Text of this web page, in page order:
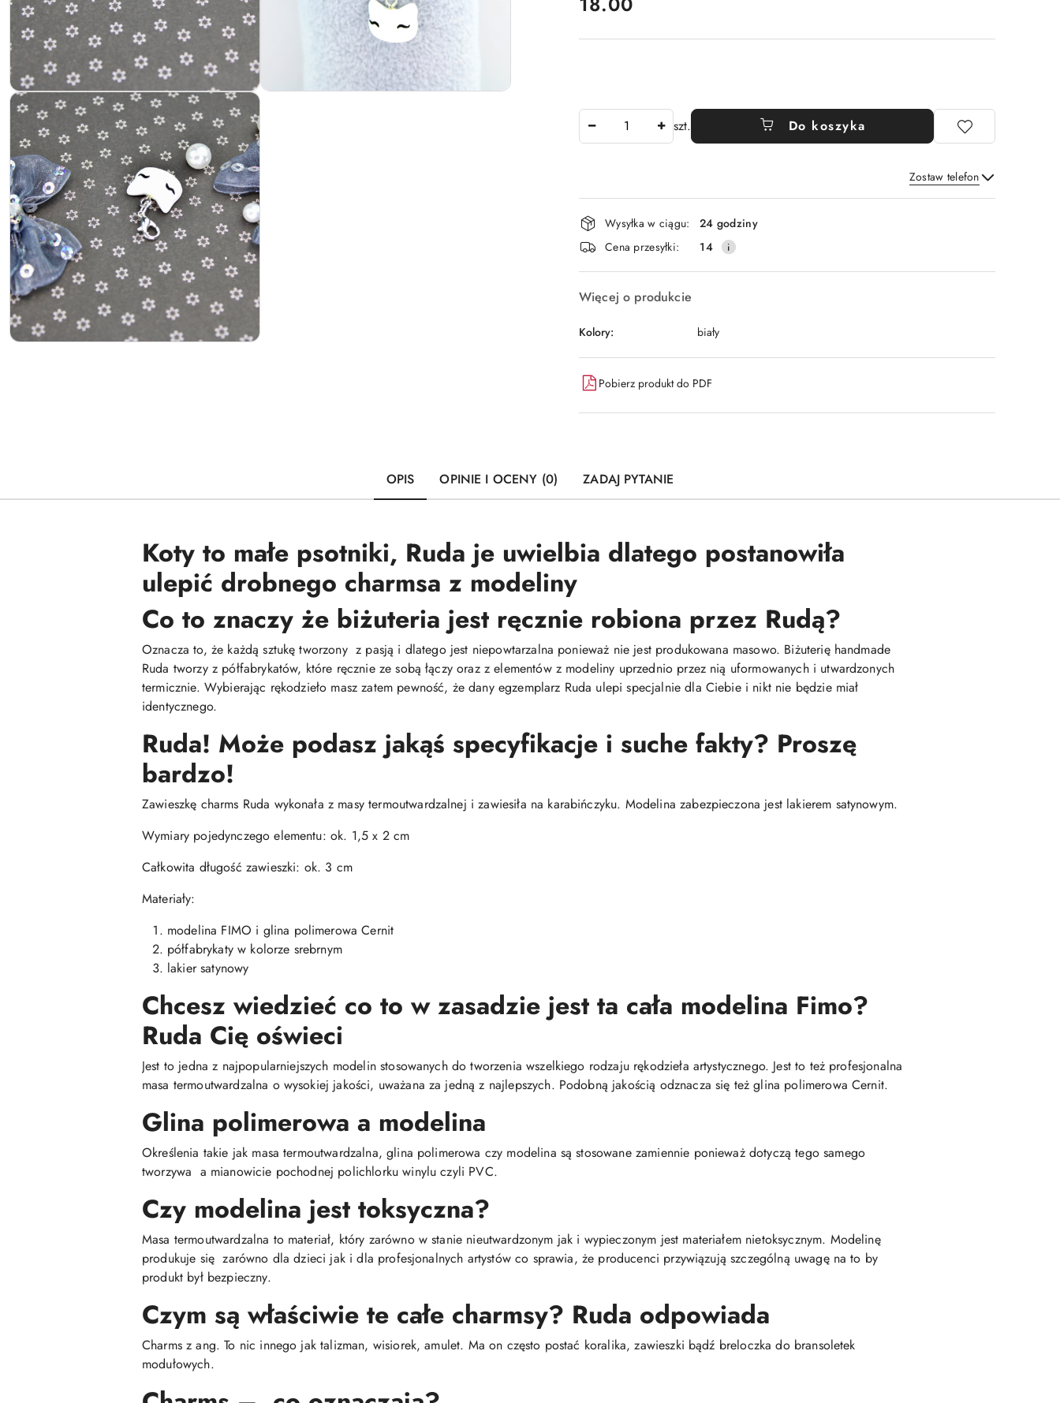
szt. Do koszyka
Zostaw telefon
Wyślij
Dostępność
i
dostawa
Wysyłka w ciągu:
24 godziny
Cena przesyłki:
14
Więcej o produkcie
Kolory: biały
Pobierz produkt do PDF
OPIS OPINIE I OCENY (0) ZADAJ PYTANIE
Koty to małe psotniki, Ruda je uwielbia dlatego postanowiła
ulepić drobnego charmsa z modeliny
Co to znaczy że biżuteria jest ręcznie robiona przez Rudą?
Oznacza to, że każdą sztukę tworzony z pasją i dlatego jest niepowtarzalna ponieważ nie jest produkowana masowo. Biżuterię handmade
Ruda tworzy z półfabrykatów, które ręcznie ze sobą łączy oraz z elementów z modeliny uprzednio przez nią uformowanych i utwardzonych
termicznie. Wybierając rękodzieło masz zatem pewność, że dany egzemplarz Ruda ulepi specjalnie dla Ciebie i nikt nie będzie miał
identycznego.
Ruda! Może podasz jakąś specyfikacje i suche fakty? Proszę
bardzo!
Zawieszkę charms Ruda wykonała z masy termoutwardzalnej i zawiesiła na karabińczyku. Modelina zabezpieczona jest lakierem satynowym.
Wymiary pojedynczego elementu: ok. 1,5 x 2 cm
Całkowita długość zawieszki: ok. 3 cm
Materiały:
modelina FIMO i glina polimerowa Cernit
półfabrykaty w kolorze srebrnym
lakier satynowy
Chcesz wiedzieć co to w zasadzie jest ta cała modelina Fimo?
Ruda Cię oświeci
Jest to jedna z najpopularniejszych modelin stosowanych do tworzenia wszelkiego rodzaju rękodzieła artystycznego. Jest to też profesjonalna
masa termoutwardzalna o wysokiej jakości, uważana za jedną z najlepszych. Podobną jakością odznacza się też glina polimerowa Cernit.
Glina polimerowa a modelina
Określenia takie jak masa termoutwardzalna, glina polimerowa czy modelina są stosowane zamiennie ponieważ dotyczą tego samego
tworzywa a mianowicie pochodnej polichlorku winylu czyli PVC.
Czy modelina jest toksyczna?
Masa termoutwardzalna to materiał, który zarówno w stanie nieutwardzonym jak i wypieczonym jest materiałem nietoksycznym. Modelinę
produkuje się zarówno dla dzieci jak i dla profesjonalnych artystów co sprawia, że producenci przywiązują szczególną uwagę na to by
produkt był bezpieczny.
Czym są właściwie te całe charmsy? Ruda odpowiada
Charms z ang. To nic innego jak talizman, wisiorek, amulet. Ma on często postać koralika, zawieszki bądź breloczka do bransoletek
modułowych.